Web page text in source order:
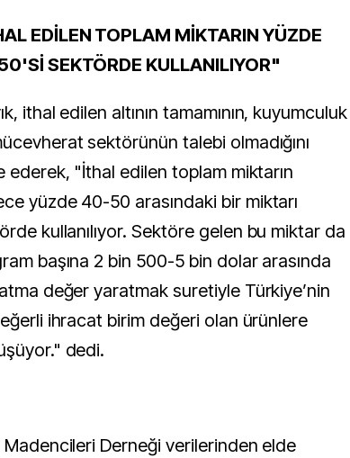
EDİLEN TOPLAM MİKTARIN YÜZDE
SEKTÖRDE KULLANILIYOR"
ithal edilen altının tamamının, kuyumculuk
sektörünün talebi olmadığını
ederek, "İthal edilen toplam miktarın
yüzde 40-50 arasındaki bir miktarı
kullanılıyor. Sektöre gelen bu miktar da
başına 2 bin 500-5 bin dolar arasında
değer yaratmak suretiyle Türkiye’nin
ihracat birim değeri olan ürünlere
dedi.
Madencileri Derneği verilerinden elde